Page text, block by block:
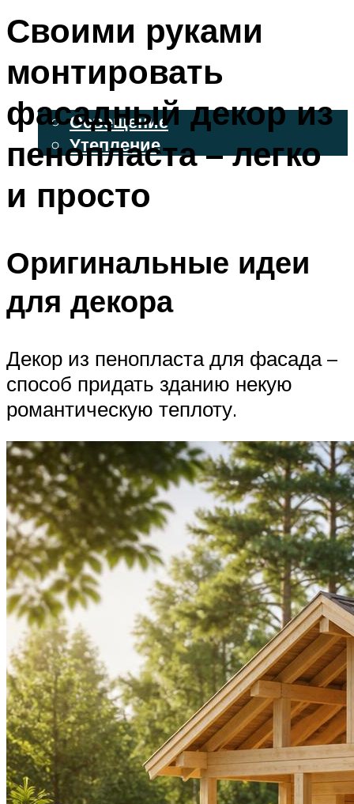
ФАСАДНЫЙ САЙДИНГ
ОСВЕЩЕНИЕ И УТЕПЛЕНИЕ
Освещение
Утепление
Своими руками
монтировать
фасадный декор из
пенопласта – легко
и просто
Оригинальные идеи
для декора
Декор из пенопласта для фасада –
способ придать зданию некую
романтическую теплоту.